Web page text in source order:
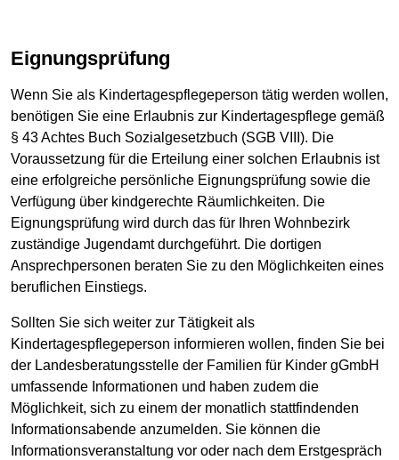
Eignungsprüfung
Wenn Sie als Kindertagespflegeperson tätig werden wollen,
benötigen Sie eine Erlaubnis zur Kindertagespflege gemäß
§ 43 Achtes Buch Sozialgesetzbuch (SGB VIII). Die
Voraussetzung für die Erteilung einer solchen Erlaubnis ist
eine erfolgreiche persönliche Eignungsprüfung sowie die
Verfügung über kindgerechte Räumlichkeiten. Die
Eignungsprüfung wird durch das für Ihren Wohnbezirk
zuständige Jugendamt durchgeführt. Die dortigen
Ansprechpersonen beraten Sie zu den Möglichkeiten eines
beruflichen Einstiegs.
Sollten Sie sich weiter zur Tätigkeit als
Kindertagespflegeperson informieren wollen, finden Sie bei
der Landesberatungsstelle der Familien für Kinder gGmbH
umfassende Informationen und haben zudem die
Möglichkeit, sich zu einem der monatlich stattfindenden
Informationsabende anzumelden. Sie können die
Informationsveranstaltung vor oder nach dem Erstgespräch